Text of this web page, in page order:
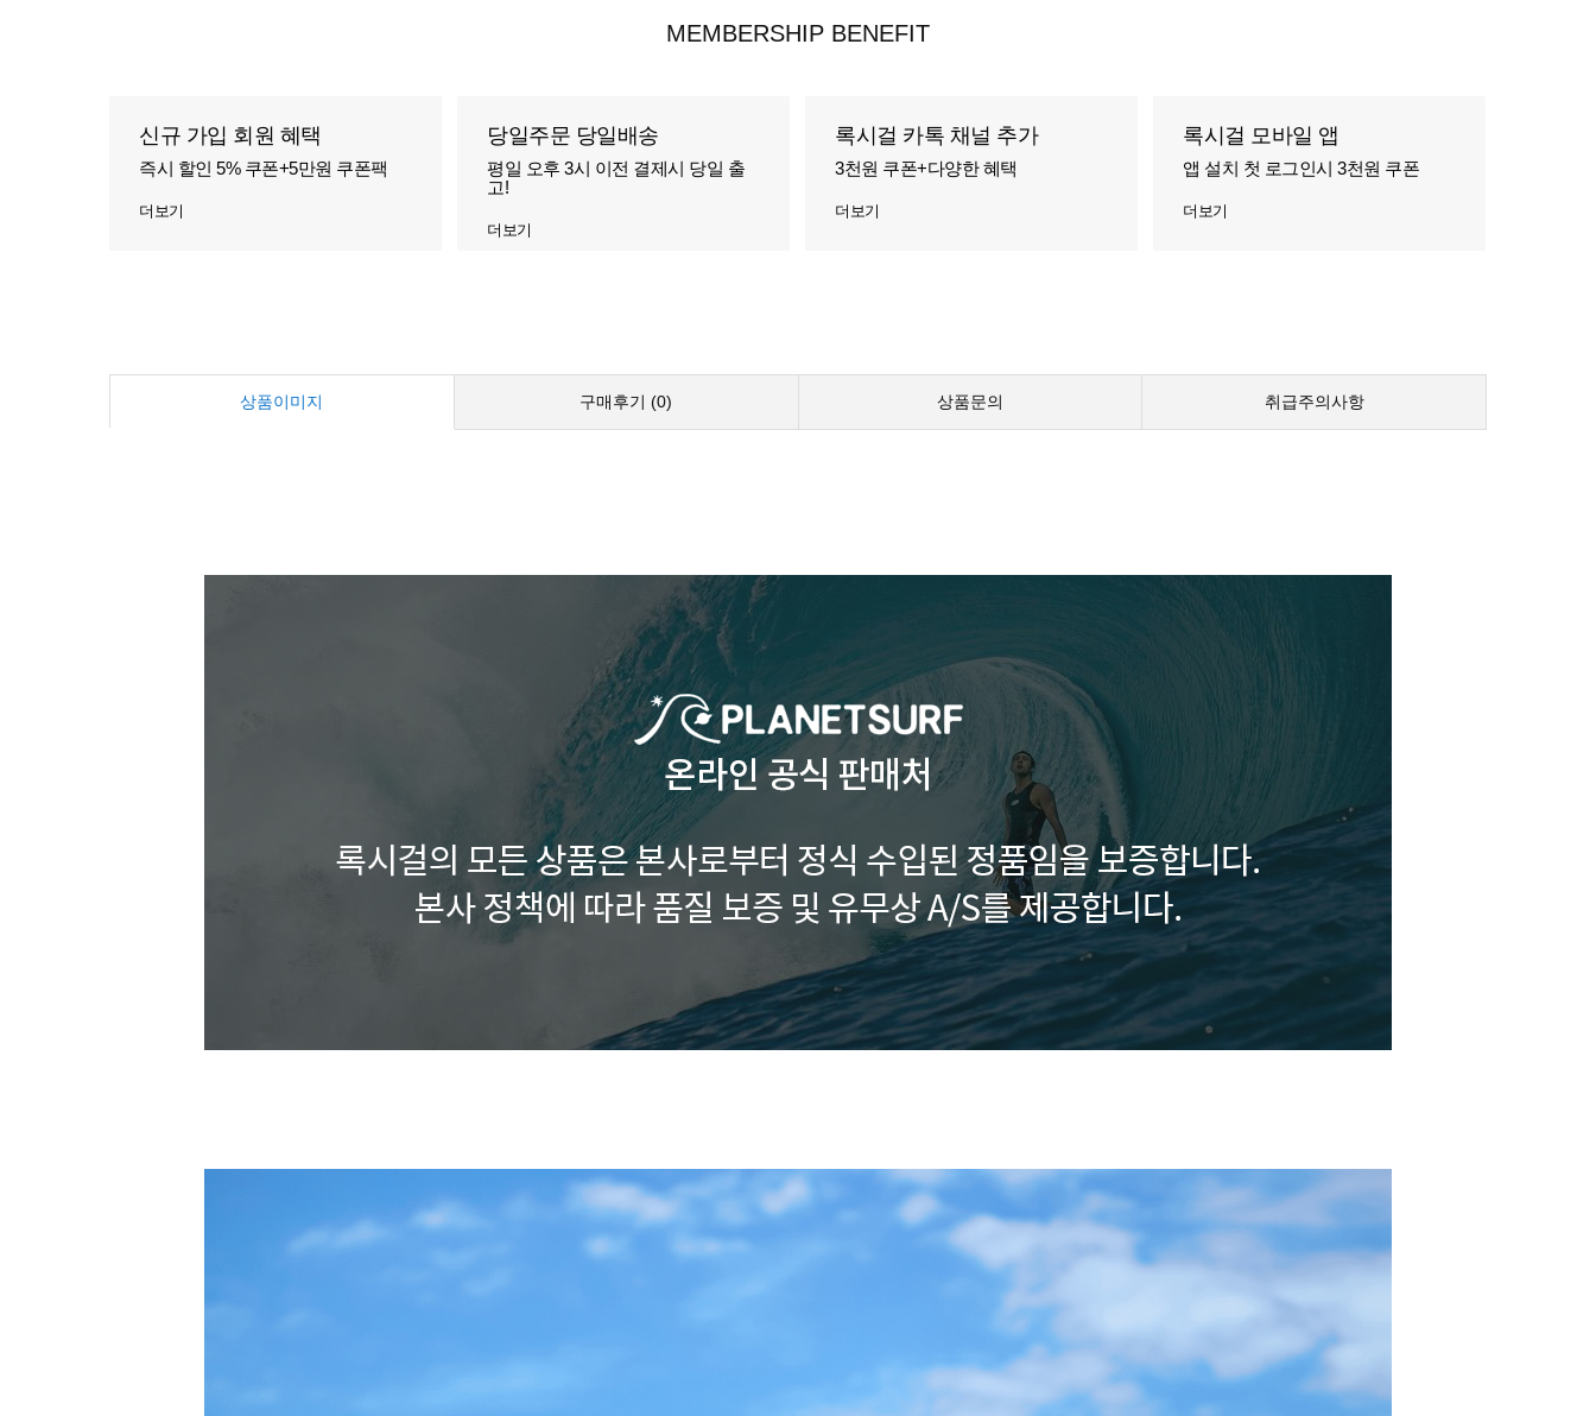
MEMBERSHIP BENEFIT
신규 가입 회원 혜택
즉시 할인 5% 쿠폰+5만원 쿠폰팩
더보기
당일주문 당일배송
평일 오후 3시 이전 결제시 당일 출
고!
더보기
록시걸 카톡 채널 추가
3천원 쿠폰+다양한 혜택
더보기
록시걸 모바일 앱
앱 설치 첫 로그인시 3천원 쿠폰
더보기
상품이미지 구매후기 (0) 상품문의 취급주의사항